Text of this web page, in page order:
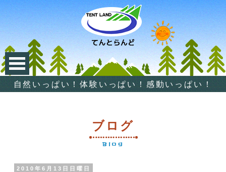
自然いっぱい！体験いっぱい！感動いっぱい！
ブログ
Blog
2010年6月13日日曜日